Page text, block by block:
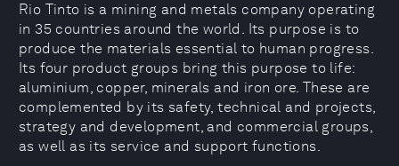
Rio Tinto is a mining and metals company operating
in 35 countries around the world. Its purpose is to
produce the materials essential to human progress.
Its four product groups bring this purpose to life:
aluminium, copper, minerals and iron ore. These are
complemented by its safety, technical and projects,
strategy and development, and commercial groups,
as well as its service and support functions.